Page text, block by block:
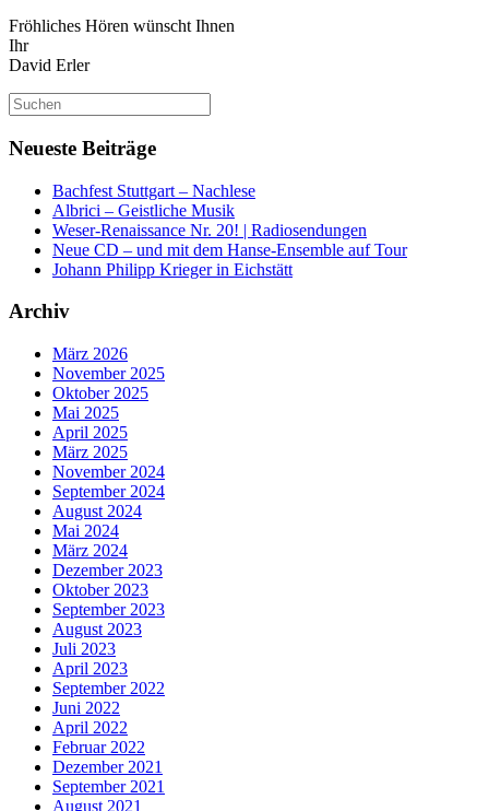
Fröhliches Hören wünscht Ihnen
Ihr
David Erler
Suchen
nach:
Neueste Beiträge
Bachfest Stuttgart – Nachlese
Albrici – Geistliche Musik
Weser-Renaissance Nr. 20! | Radiosendungen
Neue CD – und mit dem Hanse-Ensemble auf Tour
Johann Philipp Krieger in Eichstätt
Archiv
März 2026
November 2025
Oktober 2025
Mai 2025
April 2025
März 2025
November 2024
September 2024
August 2024
Mai 2024
März 2024
Dezember 2023
Oktober 2023
September 2023
August 2023
Juli 2023
April 2023
September 2022
Juni 2022
April 2022
Februar 2022
Dezember 2021
September 2021
August 2021